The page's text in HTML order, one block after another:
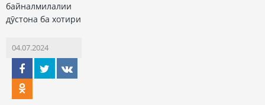
байналмилалии
дӯстона ба хотири
04.07.2024